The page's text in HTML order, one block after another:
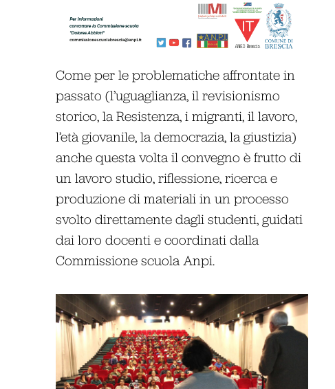
Come per le problematiche affrontate in
passato (l’uguaglianza, il revisionismo
storico, la Resistenza, i migranti, il lavoro,
l’età giovanile, la democrazia, la giustizia)
anche questa volta il convegno è frutto di
un lavoro studio, riflessione, ricerca e
produzione di materiali in un processo
svolto direttamente dagli studenti, guidati
dai loro docenti e coordinati dalla
Commissione scuola Anpi.